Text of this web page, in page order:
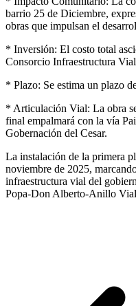
barrio 25 de Diciembre,
obras que impulsan el
* Inversión: El costo total
Consorcio Infraestructura
* Plazo: Se estima un plazo
* Articulación Vial: La obra
final empalmará con la vía
Gobernación del Cesar.
La instalación de la primera
noviembre de 2025,
infraestructura vial del
Popa-Don Alberto-Anillo